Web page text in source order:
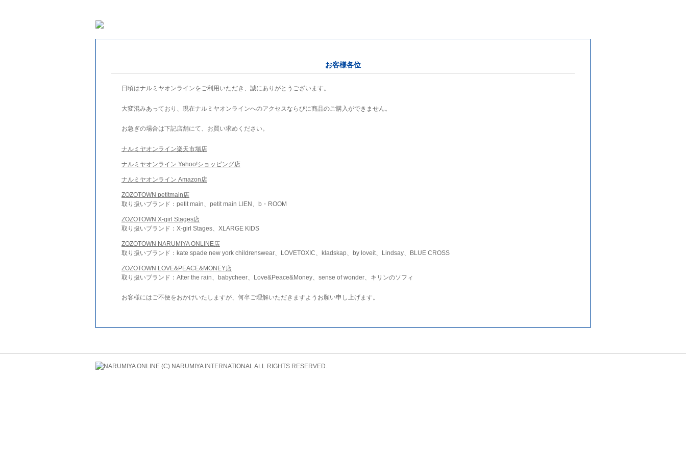
お客様各位
日頃はナルミヤオンラインをご利用いただき、誠にありがとうございます。
大変混みあっており、現在ナルミヤオンラインへのアクセスならびに商品のご購入ができません。
お急ぎの場合は下記店舗にて、お買い求めください。
ナルミヤオンライン楽天市場店
ナルミヤオンライン Yahoo!ショッピング店
ナルミヤオンライン Amazon店
ZOZOTOWN petitmain店
取り扱いブランド：petit main、petit main LIEN、b・ROOM
ZOZOTOWN X-girl Stages店
取り扱いブランド：X-girl Stages、XLARGE KIDS
ZOZOTOWN NARUMIYA ONLINE店
取り扱いブランド：kate spade new york childrenswear、LOVETOXIC、kladskap、by loveit、Lindsay、BLUE CROSS
ZOZOTOWN LOVE&PEACE&MONEY店
取り扱いブランド：After the rain、babycheer、Love&Peace&Money、sense of wonder、キリンのソフィ
お客様にはご不便をおかけいたしますが、何卒ご理解いただきますようお願い申し上げます。